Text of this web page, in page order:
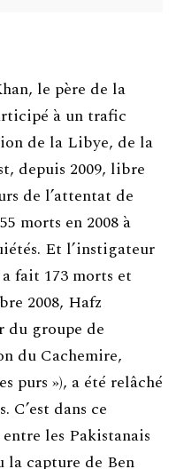
le père de la
à un trafic
de la Libye, de la
depuis 2009, libre
de l’attentat de
morts en 2008 à
Et l’instigateur
fait 173 morts et
2008, Hafz
du groupe de
du Cachemire,
purs »), a été relâché
C’est dans ce
les Pakistanais
la capture de Ben